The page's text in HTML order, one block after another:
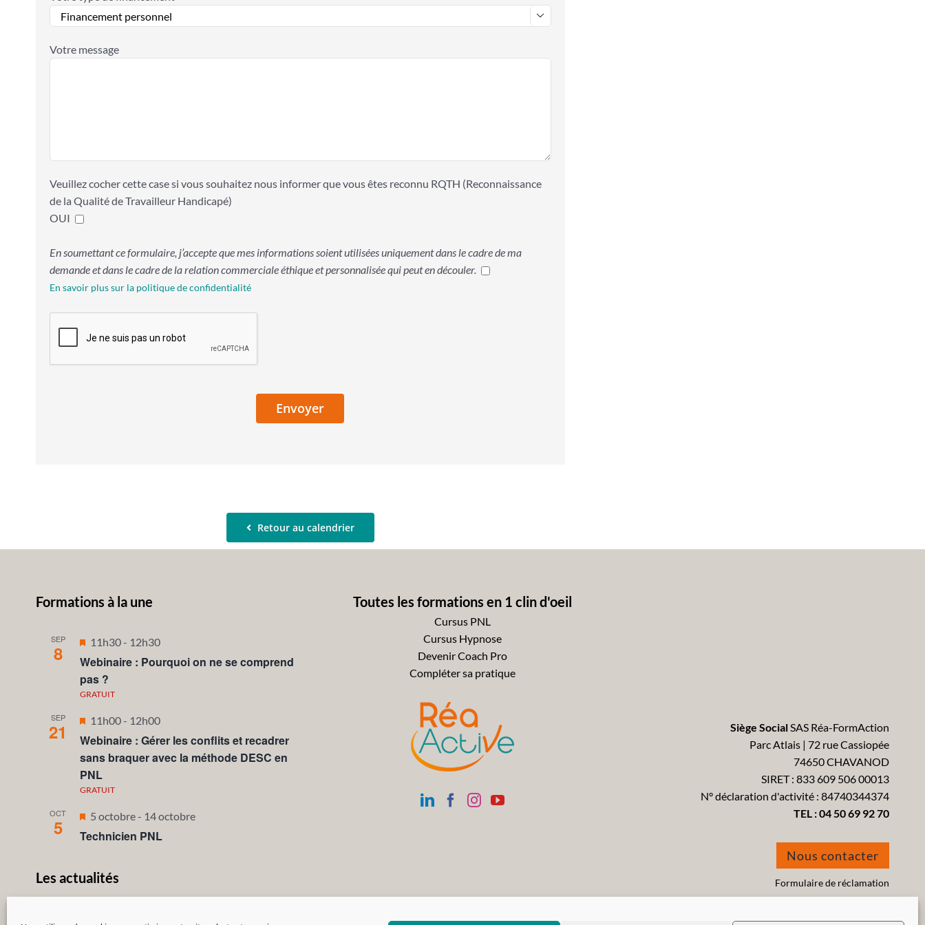

Votre message
Veuillez cocher cette case si vous souhaitez nous informer que vous êtes reconnu RQTH (Reconnaissance
de la Qualité de Travailleur Handicapé)
OUI
En soumettant ce formulaire, j’accepte que mes informations soient utilisées uniquement dans le cadre de ma
demande et dans le cadre de la relation commerciale éthique et personnalisée qui peut en découler.
En savoir plus sur la politique de confidentialité
Retour au calendrier
Formations à la une
SEP
8
Mis
en
avant
11h30- 12h30
Webinaire : Pourquoi on ne se comprend
pas ?
GRATUIT
SEP
21
Mis
en
avant
11h00- 12h00
Webinaire : Gérer les conflits et recadrer
sans braquer avec la méthode DESC en
PNL
GRATUIT
OCT
5
Mis
en
5 octobre- 14 octobre
Technicien PNL
Les actualités
Toutes les formations en 1 clin d'oeil
Cursus PNL
Cursus Hypnose
Devenir Coach Pro
Compléter sa pratique
Siège SocialSAS Réa-FormAction
Parc Atlais | 72 rue Cassiopée
74650 CHAVANOD
SIRET : 833 609 506 00013
N° déclaration d'activité : 84740344374
TEL :04 50 69 92 70
Nous contacter
Formulaire de réclamation